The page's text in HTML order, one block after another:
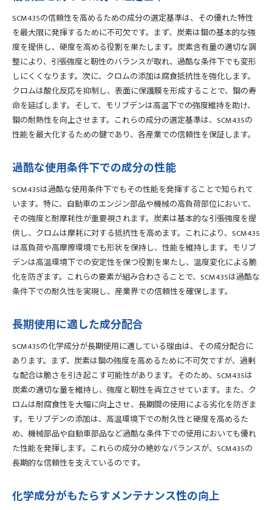
SCM435の信頼性を高めるための成分の選定基準は、その優れた特性
を最大限に発揮するために不可欠です。まず、炭素は鋼の基本的な強
度を提供し、硬度を高める役割を果たします。炭素含有量の適切な調
整により、引張強度と靭性のバランスが取れ、過酷な条件下でも変形
しにくくなります。次に、クロムの添加は腐食抵抗性を強化します。
クロムは酸化反応を抑制し、表面に保護膜を形成することで、鋼の寿
命を延ばします。そして、モリブデンは高温下での強度維持を助け、
鋼の耐熱性を向上させます。これらの成分の選定基準は、SCM435の
性能を最大化するための鍵であり、各産業での信頼性を保証します。
過酷な使用条件下での成分の性能
SCM435は過酷な使用条件下でもその性能を発揮することで知られて
います。特に、自動車のエンジン部品や機械の高負荷部位において、
その強度と耐摩耗性が重要視されます。炭素は基本的な引張強度を提
供し、クロムは摩耗に対する抵抗性を高めます。これにより、SCM435
は高負荷や高摩擦環境でも形状を保持し、性能を維持します。モリブ
デンは高温環境下での安定性を保つ役割を果たし、温度変化による脆
化を防ぎます。これらの要素が組み合わさることで、SCM435は過酷な
条件下での耐久性を実現し、産業界での信頼性を確保します。
長期使用に適した成分配合
SCM435の化学成分が長期使用に適している理由は、その成分配合に
あります。まず、炭素は鋼の強度を高めるために不可欠ですが、過剰
な配合は脆さを引き起こす可能性があります。そのため、SCM435は
炭素の適切な量を維持し、強度と靭性を両立させています。また、ク
ロムは耐腐食性を大幅に向上させ、長期間の使用による劣化を防ぎま
す。モリブデンの添加は、高温環境下での耐久性と硬度を高めるた
め、機械部品や自動車部品など過酷な条件下での使用においても優れ
た性能を発揮します。これらの成分の絶妙なバランスが、SCM435の
長期的な信頼性を支えているのです。
化学成分がもたらすメンテナンス性の向上